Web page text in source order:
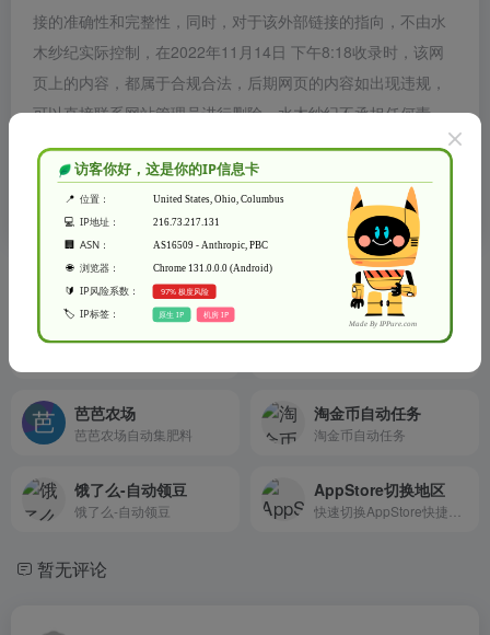
接的准确性和完整性，同时，对于该外部链接的指向，不由水
木纱纪实际控制，在2022年11月14日 下午8:18收录时，该网
页上的内容，都属于合规合法，后期网页的内容如出现违规，
可以直接联系网站管理员进行删除，水木纱纪不承担任何责
任。
水木纱纪致力于优质、实用的网络站点资源收集与分享！
相关导航
超级抢购助手 京东农场
芭芭农场
芭芭农场自动集肥料
淘金币自动任务
淘金币自动任务
饿了么-自动领豆
饿了么-自动领豆
AppStore切换地区
暂无评论